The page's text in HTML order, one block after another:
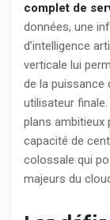
complet de
données, une
d’intelligence
verticale lui
de la puissance
utilisateur finale.
plans ambitieux
capacité de
colossale qui
majeurs du